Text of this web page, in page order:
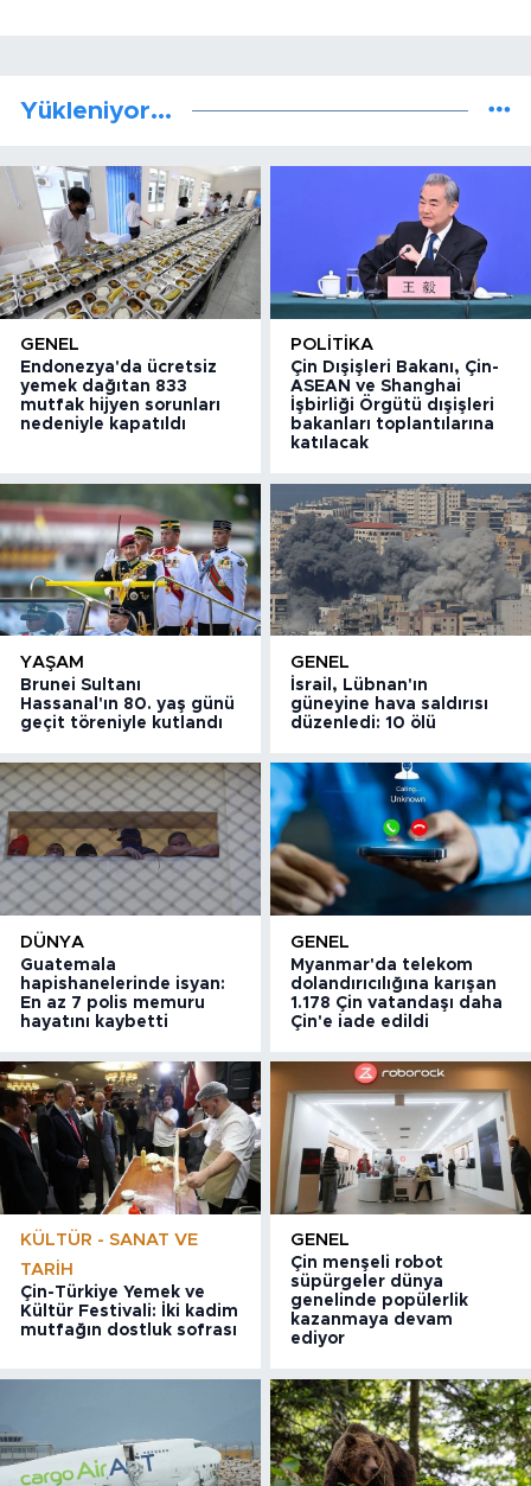
Yükleniyor...
GENEL
Endonezya'da ücretsiz
yemek dağıtan 833
mutfak hijyen sorunları
nedeniyle kapatıldı
POLITIKA
Çin Dışişleri Bakanı, Çin-
ASEAN ve Shanghai
İşbirliği Örgütü dışişleri
bakanları toplantılarına
katılacak
YAŞAM
Brunei Sultanı
Hassanal'ın 80. yaş günü
geçit töreniyle kutlandı
GENEL
İsrail, Lübnan'ın
güneyine hava saldırısı
düzenledi: 10 ölü
DÜNYA
Guatemala
hapishanelerinde isyan:
En az 7 polis memuru
hayatını kaybetti
GENEL
Myanmar'da telekom
dolandırıcılığına karışan
1.178 Çin vatandaşı daha
Çin'e iade edildi
KÜLTÜR - SANAT VE
TARIH
Çin-Türkiye Yemek ve
Kültür Festivali: İki kadim
mutfağın dostluk sofrası
GENEL
Çin menşeli robot
süpürgeler dünya
genelinde popülerlik
kazanmaya devam
ediyor